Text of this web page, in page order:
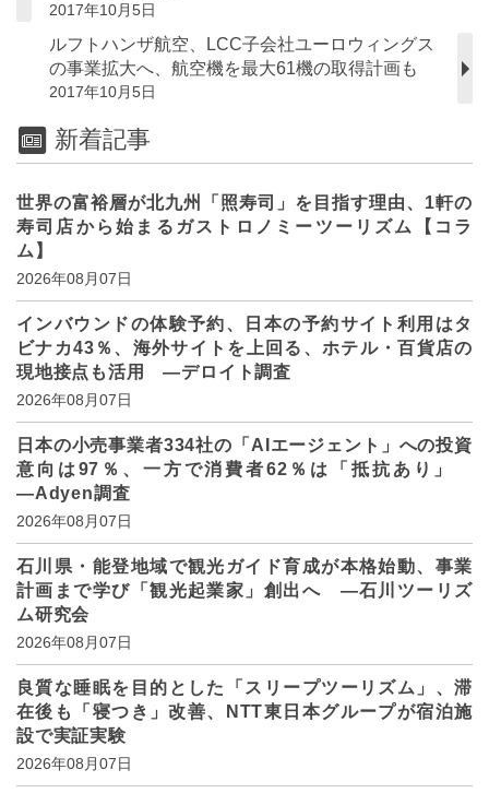
2017年10月5日
ルフトハンザ航空、LCC子会社ユーロウィングス
の事業拡大へ、航空機を最大61機の取得計画も
2017年10月5日
新着記事
世界の富裕層が北九州「照寿司」を目指す理由、1軒の
寿司店から始まるガストロノミーツーリズム【コラ
ム】
2026年08月07日
インバウンドの体験予約、日本の予約サイト利用はタ
ビナカ43％、海外サイトを上回る、ホテル・百貨店の
現地接点も活用 ―デロイト調査
2026年08月07日
日本の小売事業者334社の「AIエージェント」への投資
意向は97％、一方で消費者62％は「抵抗あり」
―Adyen調査
2026年08月07日
石川県・能登地域で観光ガイド育成が本格始動、事業
計画まで学び「観光起業家」創出へ ―石川ツーリズ
ム研究会
2026年08月07日
良質な睡眠を目的とした「スリープツーリズム」、滞
在後も「寝つき」改善、NTT東日本グループが宿泊施
設で実証実験
2026年08月07日